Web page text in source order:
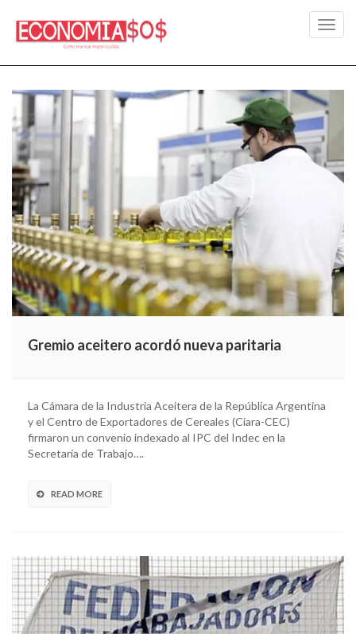
Gremio aceitero acordó nueva paritaria
La Cámara de la Industria Aceitera de la República Argentina
y el Centro de Exportadores de Cereales (Ciara-CEC)
firmaron un convenio indexado al IPC del Indec en la
Secretaría de Trabajo….
READ MORE